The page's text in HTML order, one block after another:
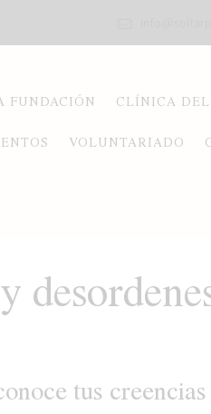
FUNDACIÓN CLÍNICA
VOLUNTARIADO
tus